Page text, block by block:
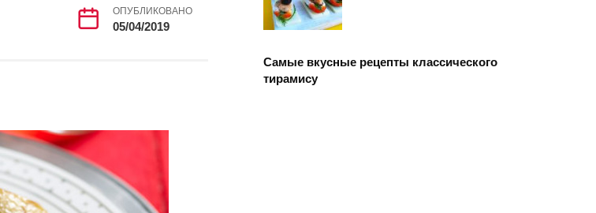
ОПУБЛИКОВАНО
05/04/2019
Самые вкусные рецепты классического
тирамису